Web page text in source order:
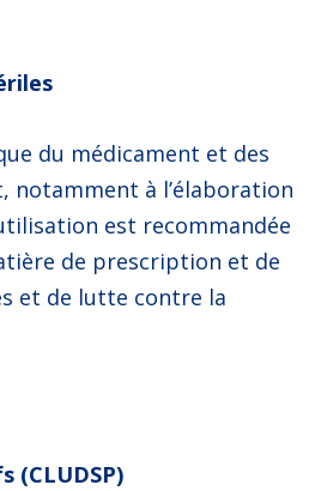
du médicament et des
notamment à l’élaboration
est recommandée
de prescription et de
et de lutte contre la
(CLUDSP)